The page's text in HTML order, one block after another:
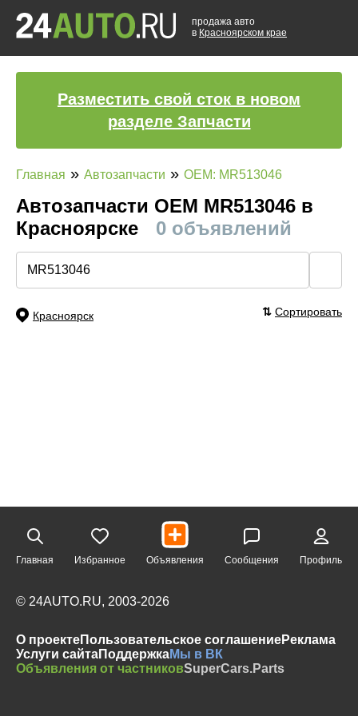
продажа авто
в Красноярском крае
Разместить свой сток в новом
разделе Запчасти
Главная » Автозапчасти » OEM: MR513046
Автозапчасти ОЕМ MR513046 в
Красноярске
0 объявлений
Красноярск ⇅ Сортировать
Главная Избранное Объявления Сообщения Профиль
© 24AUTO.RU, 2003-2026
О проектеПользовательское соглашениеРеклама
Услуги сайтаПоддержкаМы в ВК
Объявления от частниковSuperCars.Parts